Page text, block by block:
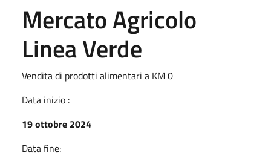
Mercato Agricolo
Linea Verde
Vendita di prodotti alimentari a KM 0
Data inizio :
19 ottobre 2024
Data fine: